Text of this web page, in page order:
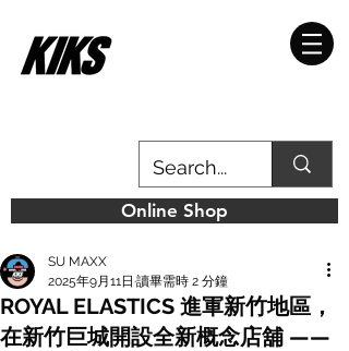
Online Shop
ROYAL ELASTICS 進軍新竹地區，
在新竹巨城開設全新概念店舖 ——
SU MAXX
2025年9月11日 讀畢需時 2 分鐘